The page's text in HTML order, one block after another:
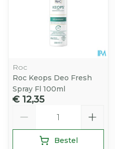
Roc
Roc Keops Deo Fresh
Spray Fl 100ml
€ 12,35
Bestel